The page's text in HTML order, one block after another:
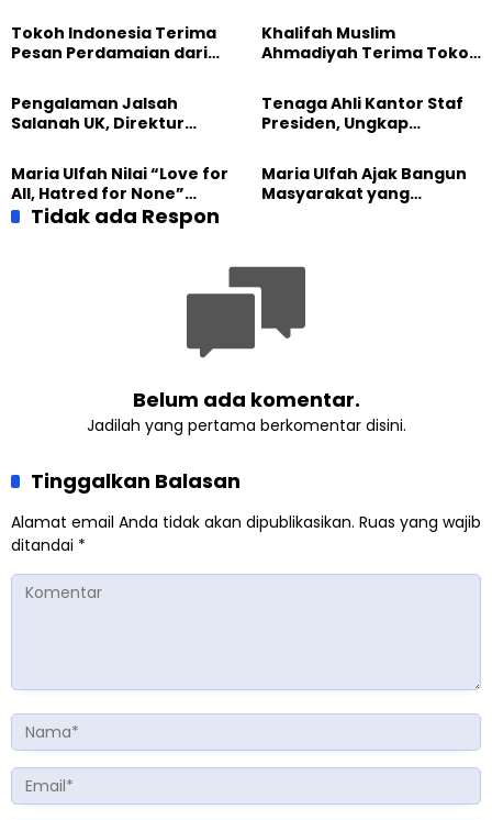
Tokoh Indonesia Terima
Pesan Perdamaian dari
Ahmadiyah
Khalifah Muslim
Ahmadiyah Terima Tokoh
Khusus di Islamabad
Pengalaman Jalsah
Salanah UK, Direktur
Kekuatan Kemanusiaan
Tenaga Ahli Kantor Staf
Presiden, Ungkap
Tergantikan di Jalsah
Salanah Internasional
Ahmadiyah UK
Maria Ulfah Nilai “Love for
All, Hatred for None”
Semakin Relevan di
Maria Ulfah Ajak Bangun
Masyarakat yang
Tidak ada Respon
Belum ada komentar.
Jadilah yang pertama berkomentar disini.
Tinggalkan Balasan
Alamat email Anda tidak akan dipublikasikan. Ruas yang wajib
ditandai *